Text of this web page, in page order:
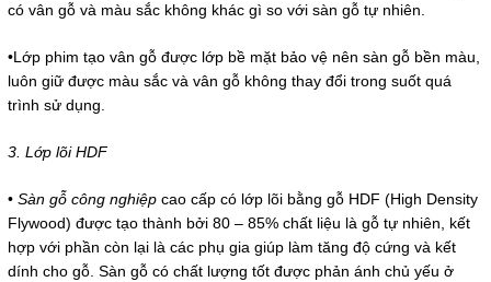
có vân gỗ và màu sắc không khác gì so với sàn gỗ tự nhiên.
•Lớp phim tạo vân gỗ được lớp bề mặt bảo vệ nên sàn gỗ bền màu,
luôn giữ được màu sắc và vân gỗ không thay đổi trong suốt quá
trình sử dụng.
3. Lớp lõi HDF
• Sàn gỗ công nghiệpcao cấp có lớp lõi bằng gỗ HDF (High Density
Flywood) được tạo thành bởi 80 – 85% chất liệu là gỗ tự nhiên, kết
hợp với phần còn lại là các phụ gia giúp làm tăng độ cứng và kết
dính cho gỗ. Sàn gỗ có chất lượng tốt được phản ánh chủ yếu ở